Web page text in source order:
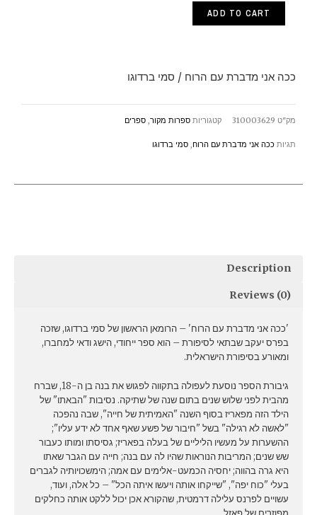
ADD TO CART
ככה אני מדברת עם הרוח / סמי ברדוגו
מק"ט 310003629 קטגוריות ספרות מקור, ספרים
תגיות ככה אני מדברת עם הרוח, סמי ברדוגו
Description
Reviews (0)
'ככה אני מדברת עם הרוח' – הרומאן הראשון של סמי ברדוגו, שזכה
בפרס יעקב שבתאי לסיפורת – הוא ספר ייחודי, הישג ודאי למחברו,
ומאורע בסיפורת הישראלית.
גיבורת הספר נוסעת לעפולה בתקווה לפגוש את בנה בן ה-18, שברח
מהבית לפני שלוש שנים בתום שנה של שתיקה. נסיבות "הבאתו" של
הילד הזה מפאריז בסוף השנה "האמיתית של חייה", שבה נהפכה
"לאשה לא רגילה" בשל "חיבור של פשע שאף אחד לא ידע עליו";
ההשערות על מעשיו הליליים של בעלה בפאריז; גסיסתו ומותו כעבור
שש שנים; המריבות הנוראות שהיו לה עם בנה; חייה עם הגבר שאתו
היא גרה בהווה; יחסיה הכמעט-אלימים עם אמה; הימשכויותיה לגברים
בעלי "כוח יפה", "שייקחו אותה ויעשו איתה הכל" – כל אלה, ועוד,
עשויים לפרנס עלילה דרמטית, שהקורא אכן יכול ללקט אותה כחלקים